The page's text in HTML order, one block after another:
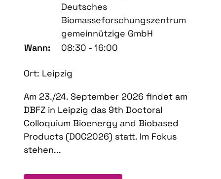
Deutsches
Biomasseforschungszentrum
gemeinnützige GmbH
Wann:
08:30 - 16:00
Ort: Leipzig
Am 23./24. September 2026 findet am
DBFZ in Leipzig das 9th Doctoral
Colloquium Bioenergy and Biobased
Products (DOC2026) statt. Im Fokus
stehen...